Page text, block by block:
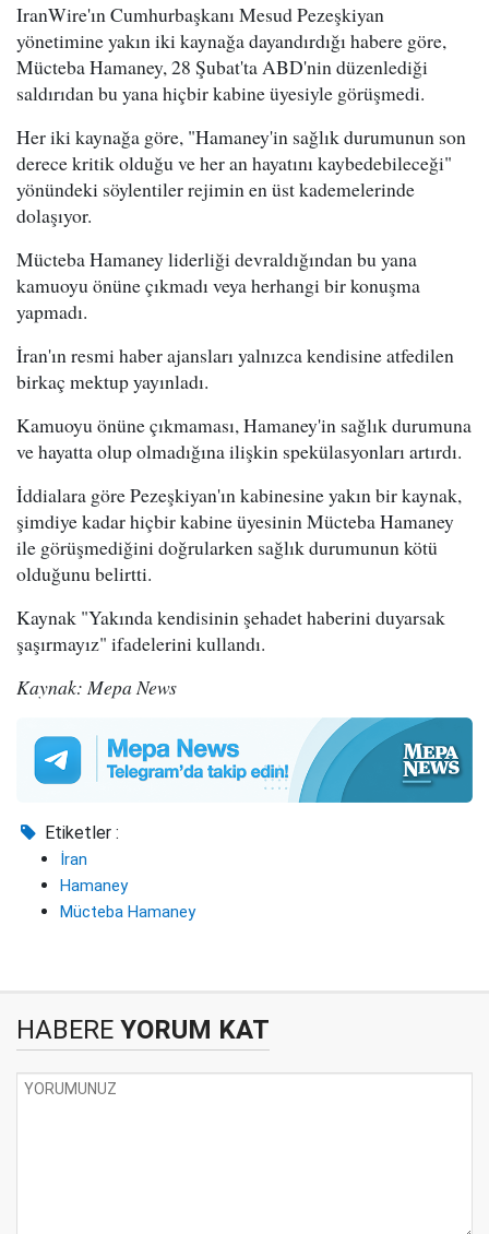
IranWire'ın Cumhurbaşkanı Mesud Pezeşkiyan
yönetimine yakın iki kaynağa dayandırdığı habere göre,
Mücteba Hamaney, 28 Şubat'ta ABD'nin düzenlediği
saldırıdan bu yana hiçbir kabine üyesiyle görüşmedi.
Her iki kaynağa göre, "Hamaney'in sağlık durumunun son
derece kritik olduğu ve her an hayatını kaybedebileceği"
yönündeki söylentiler rejimin en üst kademelerinde
dolaşıyor.
Mücteba Hamaney liderliği devraldığından bu yana
kamuoyu önüne çıkmadı veya herhangi bir konuşma
yapmadı.
İran'ın resmi haber ajansları yalnızca kendisine atfedilen
birkaç mektup yayınladı.
Kamuoyu önüne çıkmaması, Hamaney'in sağlık durumuna
ve hayatta olup olmadığına ilişkin spekülasyonları artırdı.
İddialara göre Pezeşkiyan'ın kabinesine yakın bir kaynak,
şimdiye kadar hiçbir kabine üyesinin Mücteba Hamaney
ile görüşmediğini doğrularken sağlık durumunun kötü
olduğunu belirtti.
Kaynak "Yakında kendisinin şehadet haberini duyarsak
şaşırmayız" ifadelerini kullandı.
Kaynak: Mepa News
Etiketler :
İran
Hamaney
Mücteba Hamaney
HABERE YORUM KAT